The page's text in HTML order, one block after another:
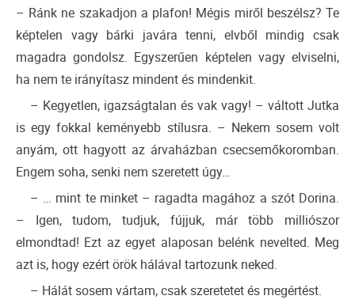
– Ránk ne szakadjon a plafon! Mégis miről beszélsz? Te
képtelen vagy bárki javára tenni, elvből mindig csak
magadra gondolsz. Egyszerűen képtelen vagy elviselni,
ha nem te irányítasz mindent és mindenkit.
– Kegyetlen, igazságtalan és vak vagy! – váltott Jutka
is egy fokkal keményebb stílusra. – Nekem sosem volt
anyám, ott hagyott az árvaházban csecsemőkoromban.
Engem soha, senki nem szeretett úgy…
– … mint te minket – ragadta magához a szót Dorina.
– Igen, tudom, tudjuk, fújjuk, már több milliószor
elmondtad! Ezt az egyet alaposan belénk nevelted. Meg
azt is, hogy ezért örök hálával tartozunk neked.
– Hálát sosem vártam, csak szeretetet és megértést.